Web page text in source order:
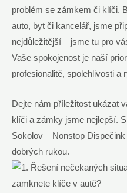
problém se zámkem či klíči.
auto, byt či kancelář, jsme
nejdůležitější – jsme tu pro
Vaše spokojenost je naší
profesionalitě, spolehlivosti a
Dejte nám příležitost ukázat
klíči a zámky jsme nejlepší.
Sokolov – Nonstop
dobrých rukou.